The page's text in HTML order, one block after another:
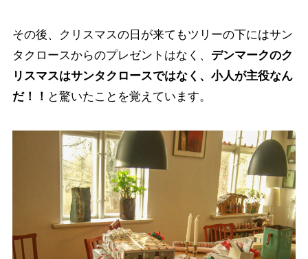
その後、クリスマスの日が来てもツリーの下にはサン
タクロースからのプレゼントはなく、 デンマークのク
リスマスはサンタクロースではなく、小人が主役なん
だ！！ と驚いたことを覚えています。